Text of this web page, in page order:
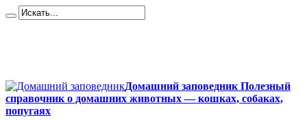
Домашний заповедник Полезный
справочник о домашних животных — кошках, собаках,
попугаях